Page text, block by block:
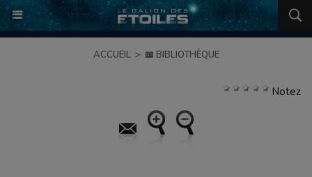
ACCUEIL > 📖 BIBLIOTHÈQUE
Notez